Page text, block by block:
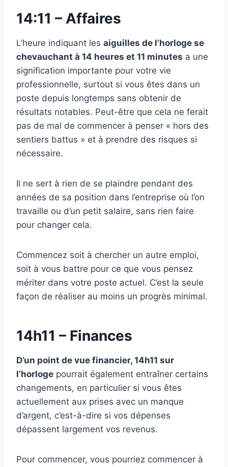
14:11 – Affaires
L’heure indiquant les aiguilles de l’horloge se
chevauchant à 14 heures et 11 minutes a une
signification importante pour votre vie
professionnelle, surtout si vous êtes dans un
poste depuis longtemps sans obtenir de
résultats notables. Peut-être que cela ne ferait
pas de mal de commencer à penser « hors des
sentiers battus » et à prendre des risques si
nécessaire.
Il ne sert à rien de se plaindre pendant des
années de sa position dans l’entreprise où l’on
travaille ou d’un petit salaire, sans rien faire
pour changer cela.
Commencez soit à chercher un autre emploi,
soit à vous battre pour ce que vous pensez
mériter dans votre poste actuel. C’est la seule
façon de réaliser au moins un progrès minimal.
14h11 – Finances
D’un point de vue financier, 14h11 sur
l’horloge pourrait également entraîner certains
changements, en particulier si vous êtes
actuellement aux prises avec un manque
d’argent, c’est-à-dire si vos dépenses
dépassent largement vos revenus.
Pour commencer, vous pourriez commencer à